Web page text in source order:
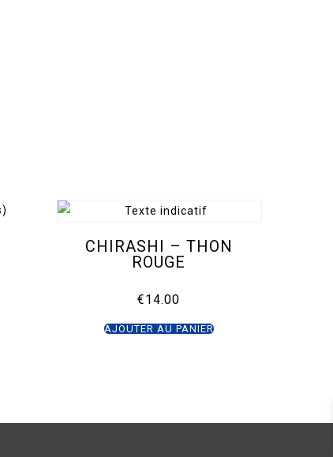
CHIRASHI – THON
ROUGE
€14.00
AJOUTER AU PANIER